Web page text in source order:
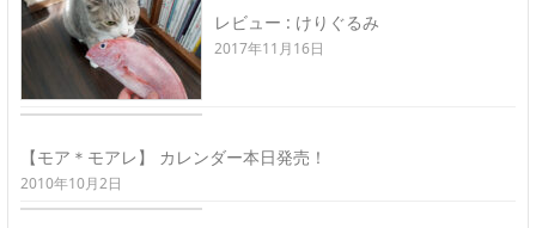
レビュー : けりぐるみ
2017年11月16日
【モア＊モアレ】 カレンダー本日発売！
2010年10月2日